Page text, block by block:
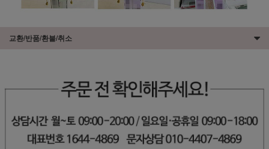
교환/반품/환불/취소